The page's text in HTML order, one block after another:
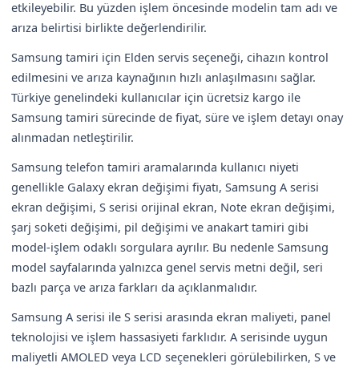
etkileyebilir. Bu yüzden işlem öncesinde modelin tam adı ve
arıza belirtisi birlikte değerlendirilir.
Samsung tamiri için Elden servis seçeneği, cihazın kontrol
edilmesini ve arıza kaynağının hızlı anlaşılmasını sağlar.
Türkiye genelindeki kullanıcılar için ücretsiz kargo ile
Samsung tamiri sürecinde de fiyat, süre ve işlem detayı onay
alınmadan netleştirilir.
Samsung telefon tamiri aramalarında kullanıcı niyeti
genellikle Galaxy ekran değişimi fiyatı, Samsung A serisi
ekran değişimi, S serisi orijinal ekran, Note ekran değişimi,
şarj soketi değişimi, pil değişimi ve anakart tamiri gibi
model-işlem odaklı sorgulara ayrılır. Bu nedenle Samsung
model sayfalarında yalnızca genel servis metni değil, seri
bazlı parça ve arıza farkları da açıklanmalıdır.
Samsung A serisi ile S serisi arasında ekran maliyeti, panel
teknolojisi ve işlem hassasiyeti farklıdır. A serisinde uygun
maliyetli AMOLED veya LCD seçenekleri görülebilirken, S ve